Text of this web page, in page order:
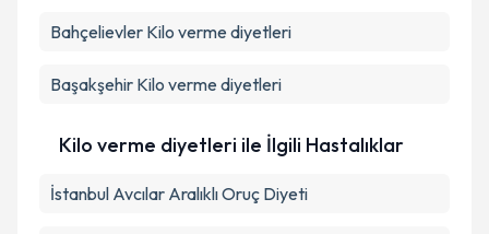
Bahçelievler Kilo verme diyetleri
Başakşehir Kilo verme diyetleri
Kilo verme diyetleri ile İlgili Hastalıklar
İstanbul Avcılar Aralıklı Oruç Diyeti